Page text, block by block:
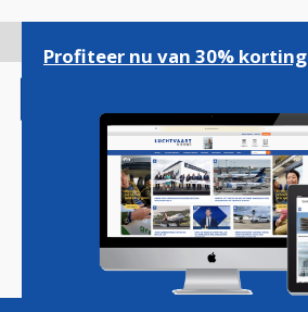
gaan
Magazine Podcasts
Profiteer nu van 30% korting